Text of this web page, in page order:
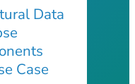
Data
Case